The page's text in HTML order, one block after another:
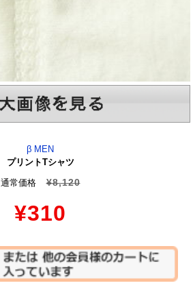
β MEN
プリントTシャツ
通常価格
¥8,120
¥310